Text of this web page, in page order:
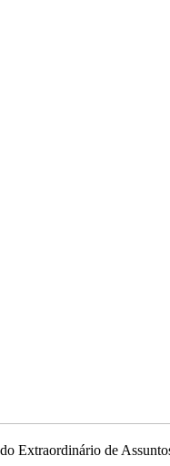
Extraordinário de